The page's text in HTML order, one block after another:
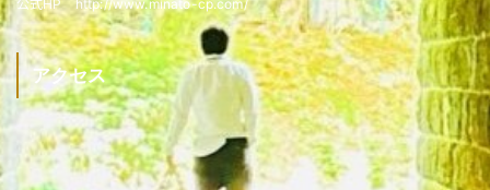
公式HP http://www.minato-cp.com/
アクセス